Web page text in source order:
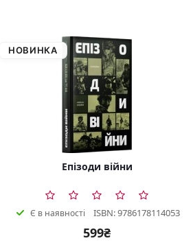
НОВИНКА
Епізоди війни
Є в наявності ISBN: 9786178114053
599₴